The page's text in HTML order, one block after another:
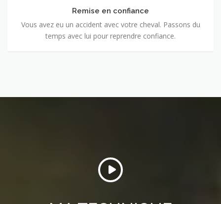
Remise en confiance
Vous avez eu un accident avec votre cheval. Passons du
temps avec lui pour reprendre confiance.